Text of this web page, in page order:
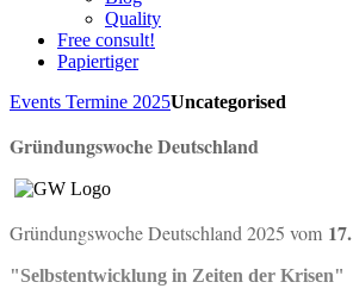
Quality
Free consult!
Papiertiger
Events Termine 2025Uncategorised
Gründungswoche Deutschland
Gründungswoche Deutschland 2025 vom 17.
"Selbstentwicklung in Zeiten der Krisen"